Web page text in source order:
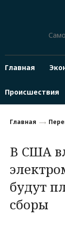
Главная
Происшествия
Главная
В США
будут
сборы